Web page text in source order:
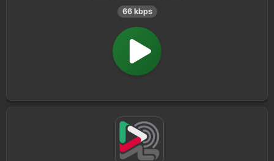
66 kbps